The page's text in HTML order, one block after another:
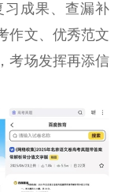
习成果、查漏补
作文、优秀范文
考场发挥再添信